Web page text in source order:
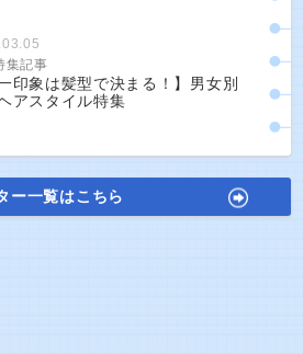
集記事
一印象は髪型で決まる！】男女別
アスタイル特集
ー一覧はこちら